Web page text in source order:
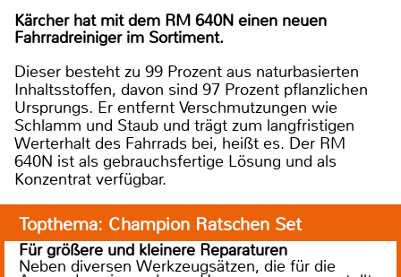
Kärcher hat mit dem RM 640N einen neuen
Fahrradreiniger im Sortiment.
Dieser besteht zu 99 Prozent aus naturbasierten
Inhaltsstoffen, davon sind 97 Prozent pflanzlichen
Ursprungs. Er entfernt Verschmutzungen wie
Schlamm und Staub und trägt zum langfristigen
Werterhalt des Fahrrads bei, heißt es. Der RM
640N ist als gebrauchsfertige Lösung und als
Konzentrat verfügbar.
Topthema: Champion Ratschen Set
Für größere und kleinere Reparaturen
Neben diversen Werkzeugsätzen, die für die